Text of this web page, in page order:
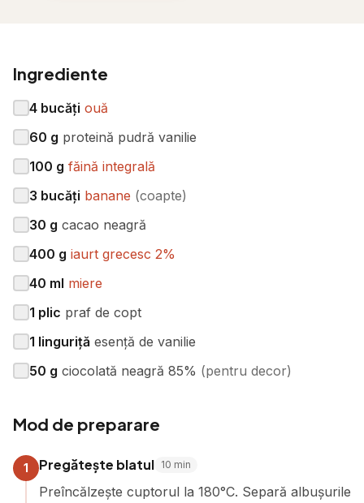
Ingrediente
4 bucăți ouă
60 g proteină pudră vanilie
100 g făină integrală
3 bucăți banane (coapte)
30 g cacao neagră
400 g iaurt grecesc 2%
40 ml miere
1 plic praf de copt
1 linguriță esență de vanilie
50 g ciocolată neagră 85% (pentru decor)
Mod de preparare
1 Pregătește blatul 10 min
Preîncălzește cuptorul la 180°C. Separă albușurile